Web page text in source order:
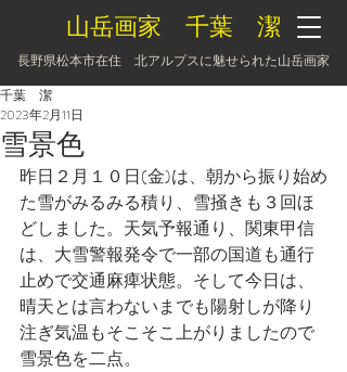
山岳画家 千葉 潔
長野県松本市在住 北アルプスに魅せられた山岳画家
雪景色
千葉 潔
2023年2月11日
昨日２月１０日(金)は、朝から振り始め
た雪がみるみる積り、雪掻きも３回ほ
どしました。天気予報通り、関東甲信
は、大雪警報発令で一部の国道も通行
止めで交通麻痺状態。そして今日は、
晴天とは言わないまでも陽射しが降り
注ぎ気温もそこそこ上がりましたので
雪景色を二点。